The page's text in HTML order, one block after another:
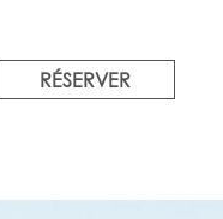
RÉSERVER